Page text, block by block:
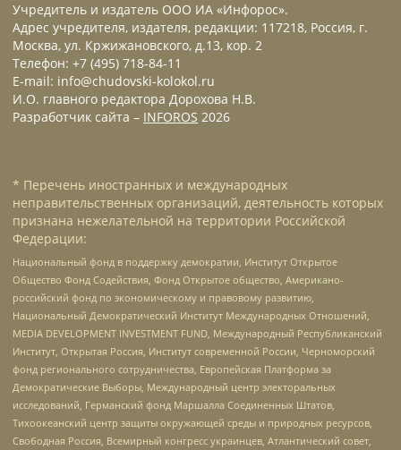
Учредитель и издатель ООО ИА «Инфорос».
Адрес учредителя, издателя, редакции: 117218, Россия, г.
Москва, ул. Кржижановского, д.13, кор. 2
Телефон: +7 (495) 718-84-11
E-mail: info@chudovski-kolokol.ru
И.О. главного редактора Дорохова Н.В.
Разработчик сайта – INFOROS 2026
* Перечень иностранных и международных
неправительственных организаций, деятельность которых
признана нежелательной на территории Российской
Федерации:
Национальный фонд в поддержку демократии, Институт Открытое
Общество Фонд Содействия, Фонд Открытое общество, Американо-
российский фонд по экономическому и правовому развитию,
Национальный Демократический Институт Международных Отношений,
MEDIA DEVELOPMENT INVESTMENT FUND, Международный Республиканский
Институт, Открытая Россия, Институт современной России, Черноморский
фонд регионального сотрудничества, Европейская Платформа за
Демократические Выборы, Международный центр электоральных
исследований, Германский фонд Маршалла Соединенных Штатов,
Тихоокеанский центр защиты окружающей среды и природных ресурсов,
Свободная Россия, Всемирный конгресс украинцев, Атлантический совет,